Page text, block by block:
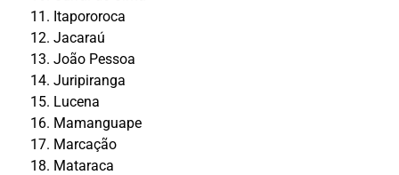
Itapororoca
Jacaraú
João Pessoa
Juripiranga
Lucena
Mamanguape
Marcação
Mataraca